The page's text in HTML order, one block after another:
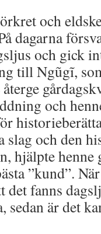
och
dagarna
och gick
till Ngũgĩ,
och
slag och den
hjälpte henne
”kund”.
det fanns
sedan är det